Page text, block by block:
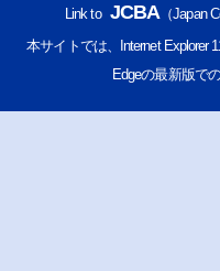
Link to JCBA（Japan
本サイトでは、Internet Explorer
Edgeの最新版で